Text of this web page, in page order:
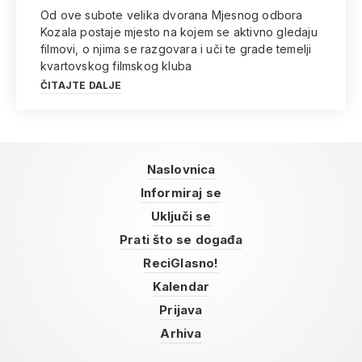
Od ove subote velika dvorana Mjesnog odbora
Kozala postaje mjesto na kojem se aktivno gledaju
filmovi, o njima se razgovara i uči te grade temelji
kvartovskog filmskog kluba
ČITAJTE DALJE
Naslovnica
Informiraj se
Uključi se
Prati što se događa
ReciGlasno!
Kalendar
Prijava
Arhiva